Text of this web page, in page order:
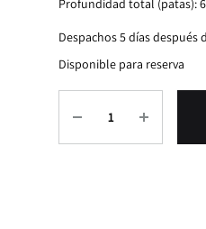
Profundidad total (patas):
Despachos 5 días después
Disponible para reserva